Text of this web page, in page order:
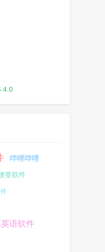
哔哩哔哩
签软件
语软件